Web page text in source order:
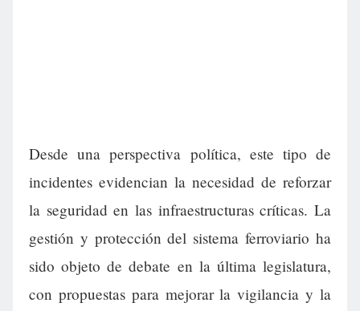
Desde una perspectiva política, este tipo de
incidentes evidencian la necesidad de reforzar
la seguridad en las infraestructuras críticas. La
gestión y protección del sistema ferroviario ha
sido objeto de debate en la última legislatura,
con propuestas para mejorar la vigilancia y la